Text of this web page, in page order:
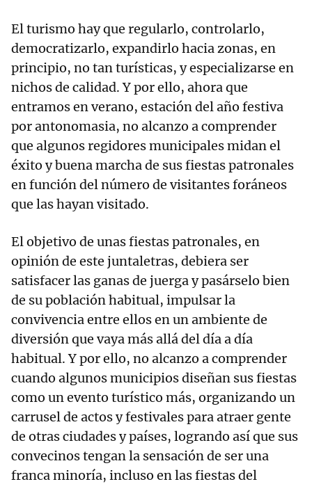
El turismo hay que regularlo, controlarlo,
democratizarlo, expandirlo hacia zonas, en
principio, no tan turísticas, y especializarse en
nichos de calidad. Y por ello, ahora que
entramos en verano, estación del año festiva
por antonomasia, no alcanzo a comprender
que algunos regidores municipales midan el
éxito y buena marcha de sus fiestas patronales
en función del número de visitantes foráneos
que las hayan visitado.
El objetivo de unas fiestas patronales, en
opinión de este juntaletras, debiera ser
satisfacer las ganas de juerga y pasárselo bien
de su población habitual, impulsar la
convivencia entre ellos en un ambiente de
diversión que vaya más allá del día a día
habitual. Y por ello, no alcanzo a comprender
cuando algunos municipios diseñan sus fiestas
como un evento turístico más, organizando un
carrusel de actos y festivales para atraer gente
de otras ciudades y países, logrando así que sus
convecinos tengan la sensación de ser una
franca minoría, incluso en las fiestas del